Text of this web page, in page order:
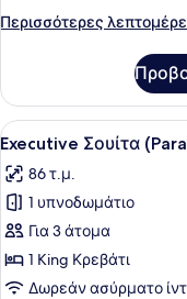
(Twin)
Περισσότερες
Περισσότερες
Δίκλινο
Δωμάτιο
(Twin)
Προβολή
όλων
των
φωτογραφιών
για
Executive
Σουίτα
5
Executive Σουίτα
86 τ.μ.
1 υπνοδωμάτιο
Για 3 άτομα
1 King Κρεβάτι
Δωρεάν ασύρματο